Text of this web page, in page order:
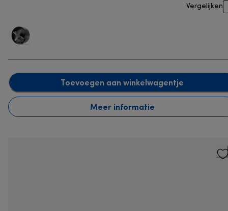
Vergelijken
Toevoegen aan winkelwagentje
Meer informatie